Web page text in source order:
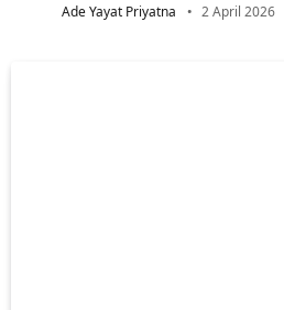
Ade Yayat Priyatna 2 April 2026